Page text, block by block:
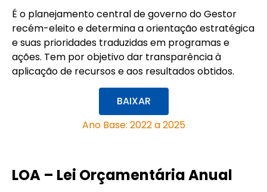
É o planejamento central de governo do Gestor
recém-eleito e determina a orientação estratégica
e suas prioridades traduzidas em programas e
ações. Tem por objetivo dar transparência à
aplicação de recursos e aos resultados obtidos.
BAIXAR
Ano Base: 2022 a 2025
LOA – Lei Orçamentária Anual